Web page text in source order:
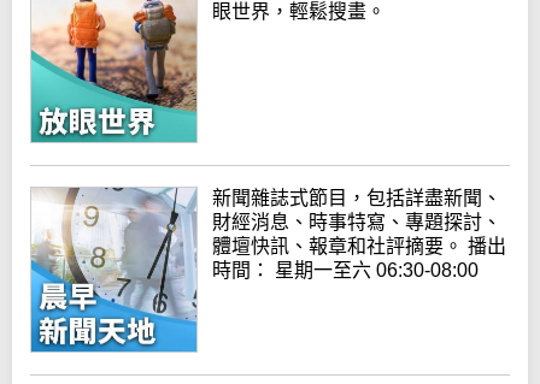
眼世界，輕鬆搜畫。
新聞雜誌式節目，包括詳盡新聞、
財經消息、時事特寫、專題探討、
體壇快訊、報章和社評摘要。 播出
時間： 星期一至六 06:30-08:00